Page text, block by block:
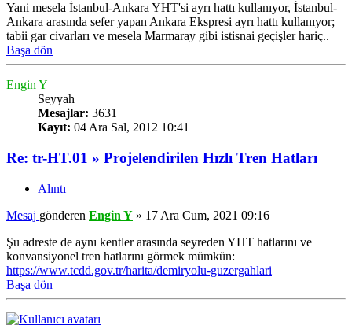
Yani mesela İstanbul-Ankara YHT'si ayrı hattı kullanıyor, İstanbul-
Ankara arasında sefer yapan Ankara Ekspresi ayrı hattı kullanıyor;
tabii gar civarları ve mesela Marmaray gibi istisnai geçişler hariç..
Başa dön
Engin Y
Seyyah
Mesajlar: 3631
Kayıt: 04 Ara Sal, 2012 10:41
Re: tr-HT.01 » Projelendirilen Hızlı Tren Hatları
Alıntı
Mesaj gönderen Engin Y » 17 Ara Cum, 2021 09:16
Şu adreste de aynı kentler arasında seyreden YHT hatlarını ve
konvansiyonel tren hatlarını görmek mümkün:
https://www.tcdd.gov.tr/harita/demiryolu-guzergahlari
Başa dön